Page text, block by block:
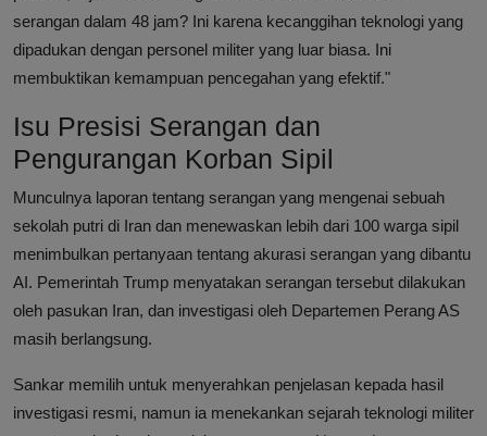
serangan dalam 48 jam? Ini karena kecanggihan teknologi yang
dipadukan dengan personel militer yang luar biasa. Ini
membuktikan kemampuan pencegahan yang efektif."
Isu Presisi Serangan dan
Pengurangan Korban Sipil
Munculnya laporan tentang serangan yang mengenai sebuah
sekolah putri di Iran dan menewaskan lebih dari 100 warga sipil
menimbulkan pertanyaan tentang akurasi serangan yang dibantu
AI. Pemerintah Trump menyatakan serangan tersebut dilakukan
oleh pasukan Iran, dan investigasi oleh Departemen Perang AS
masih berlangsung.
Sankar memilih untuk menyerahkan penjelasan kepada hasil
investigasi resmi, namun ia menekankan sejarah teknologi militer